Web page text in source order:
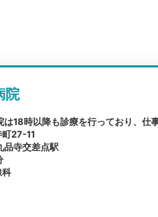
院
18時以降も診療を行っており、仕
27-11
寺交差点駅
科